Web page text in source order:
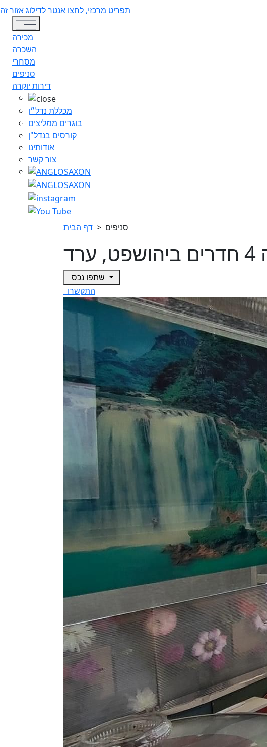
תפריט מרכזי, לחצו אנטר לדילוג אזור זה
Toggle navigation
מכירה
השכרה
מסחרי
סניפים
דירות יוקרה
מכללת נדל״ן
בוגרים ממליצים
קורסים בנדל"ן
אודותינו
צור קשר
דף הבית > סניפים
התקשרו